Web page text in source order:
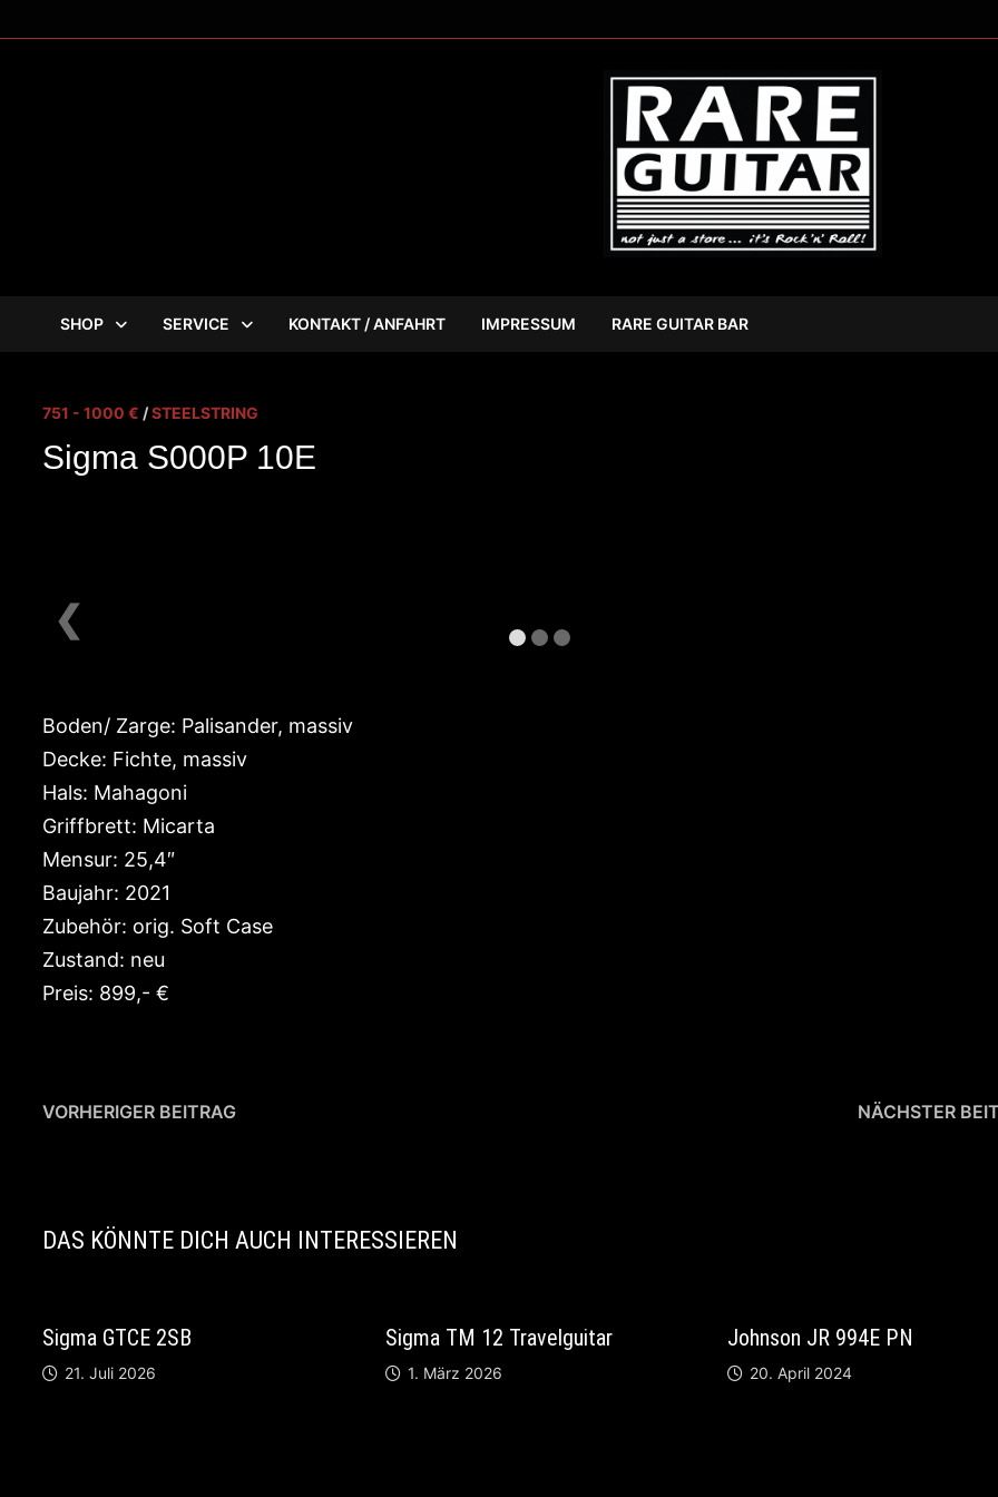
Inhalt
SHOP SERVICE KONTAKT / ANFAHRT IMPRESSUM RARE GUITAR BAR
751 - 1000 € /STEELSTRING
Sigma S000P 10E
❮
Boden/ Zarge: Palisander, massiv
Decke: Fichte, massiv
Hals: Mahagoni
Griffbrett: Micarta
Mensur: 25,4″
Baujahr: 2021
Zubehör: orig. Soft Case
Zustand: neu
Preis: 899,- €
Beitragsnavigation
VORHERIGER BEITRAGVorheriger
NÄCHSTER
DAS KÖNNTE DICH AUCH INTERESSIEREN
Sigma GTCE 2SB
21. Juli 2026
Sigma TM 12 Travelguitar
1. März 2026
Johnson JR 994E PN
20. April 2024